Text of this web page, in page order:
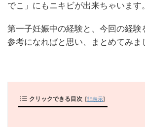
でこ」にもニキビが出来ちゃいます。
第一子妊娠中の経験と、今回の経験
参考になればと思い、まとめてみま
クリックできる目次 [非表示]